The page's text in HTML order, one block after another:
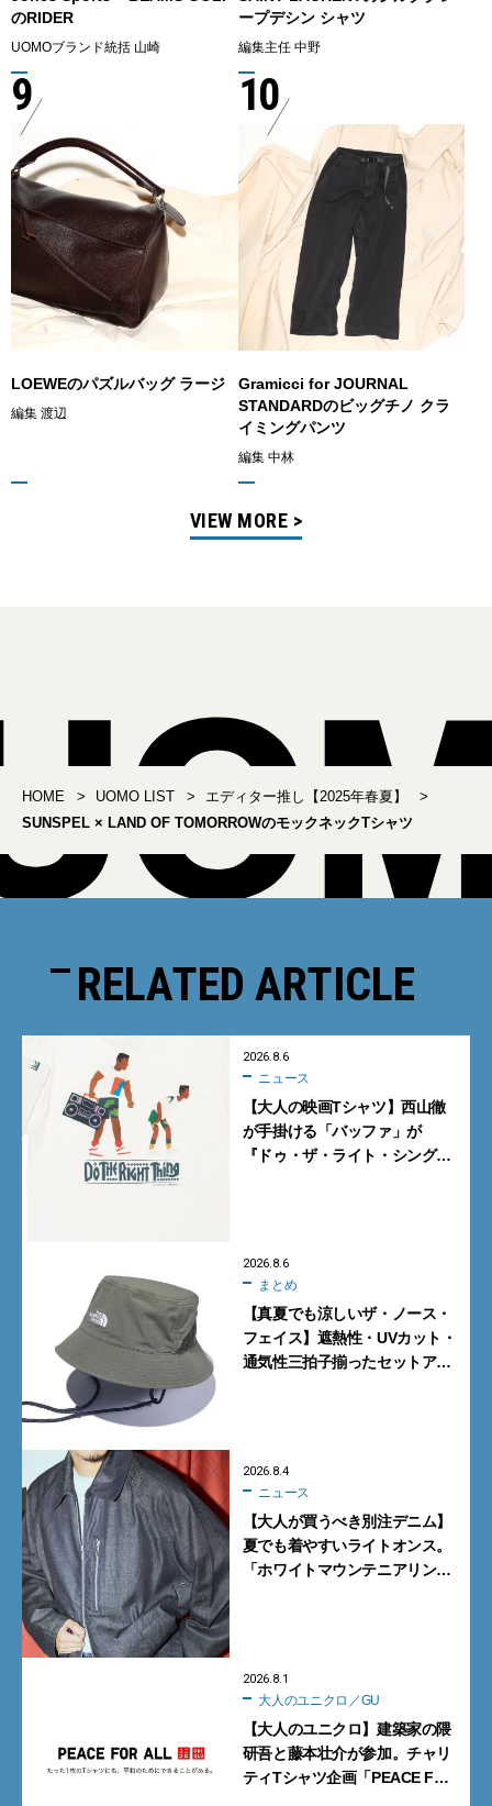
のRIDER
UOMOブランド統括 山崎
ープデシン シャツ
編集主任 中野
9
LOEWEのパズルバッグ ラージ
編集 渡辺
10
Gramicci for JOURNAL
STANDARDのビッグチノ クラ
イミングパンツ
編集 中林
VIEW MORE >
HOME UOMO LIST
エディター推し【2025年春夏】
SUNSPEL × LAND OF TOMORROWのモックネックTシャツ
RELATED ARTICLE
2026.8.6
ニュース
【大人の映画Tシャツ】西山徹
が手掛ける「バッファ」が
『ドゥ・ザ・ライト・シング』
2026.8.6
まとめ
【真夏でも涼しいザ・ノース・
フェイス】遮熱性・UVカット・
通気性三拍子揃ったセットアッ
2026.8.4
ニュース
【大人が買うべき別注デニム】
夏でも着やすいライトオンス。
「ホワイトマウンテニアリン
2026.8.1
大人のユニクロ／GU
【大人のユニクロ】建築家の隈
研吾と藤本壮介が参加。チャリ
ティTシャツ企画「PEACE FOR